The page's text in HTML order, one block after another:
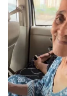
News
മികച്ച
ടിപ്സുകളും